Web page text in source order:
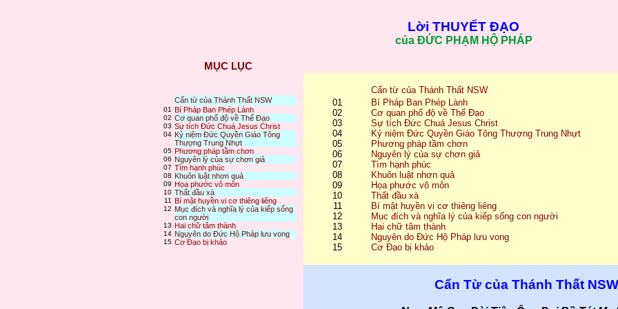
Lời THUYẾT ĐẠO
của ĐỨC PHẠM HỘ PHÁP
MỤC LỤC
Cẩn từ của Thánh Thất NSW
01 Bí Pháp Ban Phép Lành
02 Cơ quan phổ độ về Thế Đạo
03 Sự tích Đức Chuá Jesus Christ
04 Kỷ niệm Đức Quyền Giáo Tông
Thượng Trung Nhựt
05 Phương pháp tầm chơn
06 Nguyên lý của sự chơn giả
07 Tìm hạnh phúc
08 Khuôn luật nhơn quả
09 Họa phước vô môn
10 Thất đầu xà
11 Bí mật huyền vi cơ thiêng liêng
12 Mục đích và nghĩa lý của kiếp sống
con người
13 Hai chữ tâm thành
14 Nguyên do Đức Hộ Pháp lưu vong
15 Cơ Đạo bị khảo
Cẩn từ của Thánh Thất NSW
01
Bí Pháp Ban Phép Lành
02
Cơ quan phổ độ về Thế Đạo
03
Sự tích Đức Chuá Jesus Christ
04
Kỷ niệm Đức Quyền Giáo Tông Thượng Trung Nhựt
05
Phương pháp tầm chơn
06
Nguyên lý của sự chơn giả
07
Tìm hạnh phúc
08
Khuôn luật nhơn quả
09
Họa phước vô môn
10
Thất đầu xà
11
Bí mật huyền vi cơ thiêng liêng
12
Mục đích và nghĩa lý của kiếp sống con người
13
Hai chữ tâm thành
14
Nguyên do Đức Hộ Pháp lưu vong
15
Cơ Đạo bị khảo
Cẩn Từ của Thánh Thất NSW